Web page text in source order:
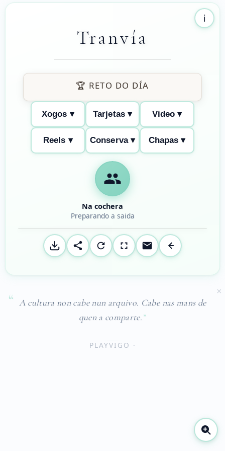
ℹ️
Tranvía
🏆 RETO DO DÍA
Xogos ▾ Tarjetas ▾ Video ▾
Reels ▾ Conserva ▾ Chapas ▾
Na cochera
Preparando a saida
×
A cultura non cabe nun arquivo. Cabe nas mans de
quen a comparte.
PLAYVIGO ·